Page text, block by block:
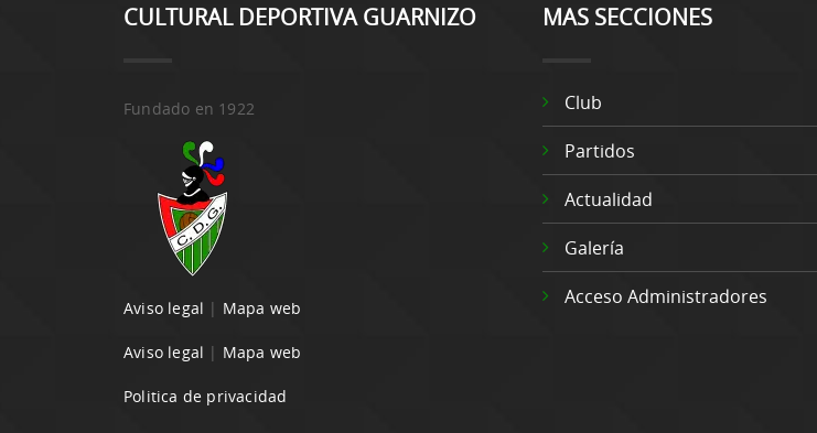
CULTURAL DEPORTIVA GUARNIZO
Fundado en 1922
Aviso legal | Mapa web
Aviso legal | Mapa web
Politica de privacidad
MAS SECCIONES
Club
Partidos
Actualidad
Galería
Acceso Administradores